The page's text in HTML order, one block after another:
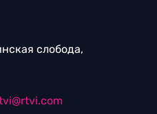
слобода,